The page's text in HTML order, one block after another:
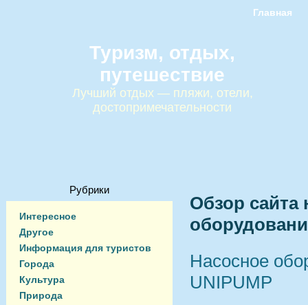
Главная
Туризм, отдых,
путешествие
Лучший отдых — пляжи, отели,
достопримечательности
Рубрики
Интересное
Другое
Информация для туристов
Города
Культура
Природа
Обзор сайта
Насосное
UNIPUMP